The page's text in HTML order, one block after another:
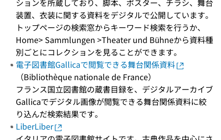
ションを所蔵しており、脚本、ポスター、チラシ、舞台
装置、衣装に関する資料をデジタルで公開しています。
トップページの検索窓からキーワード検索を行うか、
Home> Sammlungen >Theater und Bühneから資料種
別ごとにコレクションを見ることができます。
電子図書館Gallicaで閲覧できる舞台関係資料
（Bibliothèque nationale de France）
フランス国立図書館の蔵書目録を、デジタルアーカイブ
Gallicaでデジタル画像が閲覧できる舞台関係資料に絞
り込んだ検索結果です。
LiberLiber